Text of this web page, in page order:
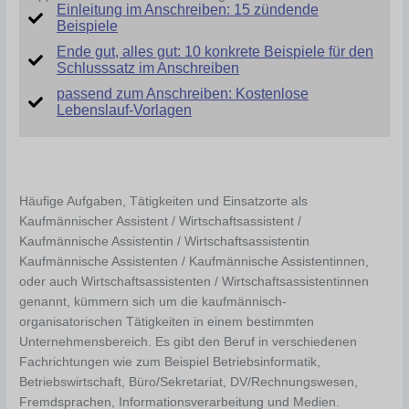
Einleitung im Anschreiben: 15 zündende
Beispiele
Ende gut, alles gut: 10 konkrete Beispiele für den
Schlusssatz im Anschreiben
passend zum Anschreiben: Kostenlose
Lebenslauf-Vorlagen
Häufige Aufgaben, Tätigkeiten und Einsatzorte als
Kaufmännischer Assistent / Wirtschaftsassistent /
Kaufmännische Assistentin / Wirtschaftsassistentin
Kaufmännische Assistenten / Kaufmännische Assistentinnen,
oder auch Wirtschaftsassistenten / Wirtschaftsassistentinnen
genannt, kümmern sich um die kaufmännisch-
organisatorischen Tätigkeiten in einem bestimmten
Unternehmensbereich. Es gibt den Beruf in verschiedenen
Fachrichtungen wie zum Beispiel Betriebsinformatik,
Betriebswirtschaft, Büro/Sekretariat, DV/Rechnungswesen,
Fremdsprachen, Informationsverarbeitung und Medien.